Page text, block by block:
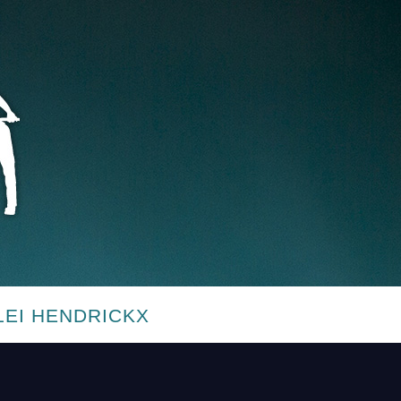
HENDRICKX